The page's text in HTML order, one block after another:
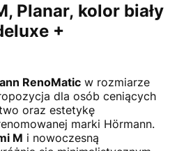
Planar, kolor biały
+
RenoMatic w rozmiarze
dla osób ceniących
oraz estetykę
marki Hörmann.
M i nowoczesną